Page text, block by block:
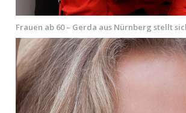
Frauen ab 60 – Gerda aus Nürnberg stellt